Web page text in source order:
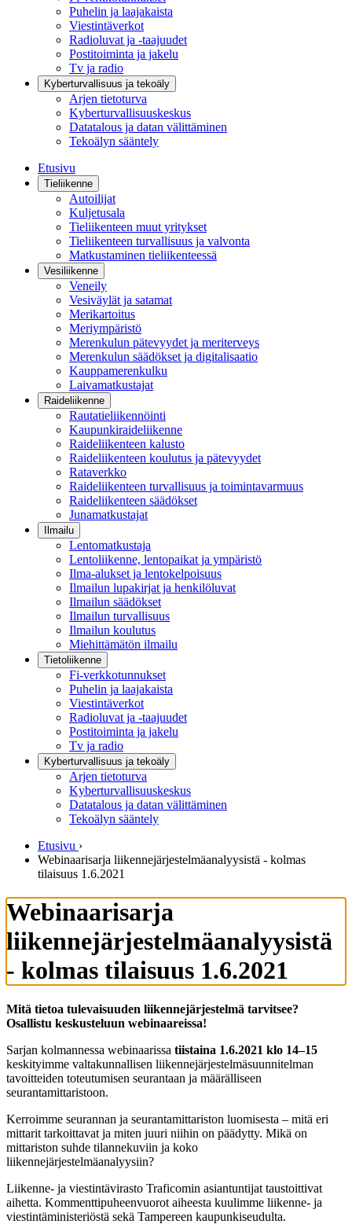
Puhelin ja laajakaista
Viestintäverkot
Radioluvat ja -taajuudet
Postitoiminta ja jakelu
Tv ja radio
Kyberturvallisuus ja tekoäly
Arjen tietoturva
Kyberturvallisuuskeskus
Datatalous ja datan välittäminen
Tekoälyn sääntely
Etusivu
Tieliikenne
Autoilijat
Kuljetusala
Tieliikenteen muut yritykset
Tieliikenteen turvallisuus ja valvonta
Matkustaminen tieliikenteessä
Vesiliikenne
Veneily
Vesiväylät ja satamat
Merikartoitus
Meriympäristö
Merenkulun pätevyydet ja meriterveys
Merenkulun säädökset ja digitalisaatio
Kauppamerenkulku
Laivamatkustajat
Raideliikenne
Rautatieliikennöinti
Kaupunkiraideliikenne
Raideliikenteen kalusto
Raideliikenteen koulutus ja pätevyydet
Rataverkko
Raideliikenteen turvallisuus ja toimintavarmuus
Raideliikenteen säädökset
Junamatkustajat
Ilmailu
Lentomatkustaja
Lentoliikenne, lentopaikat ja ympäristö
Ilma-alukset ja lentokelpoisuus
Ilmailun lupakirjat ja henkilöluvat
Ilmailun säädökset
Ilmailun turvallisuus
Ilmailun koulutus
Miehittämätön ilmailu
Tietoliikenne
Fi-verkkotunnukset
Puhelin ja laajakaista
Viestintäverkot
Radioluvat ja -taajuudet
Postitoiminta ja jakelu
Tv ja radio
Kyberturvallisuus ja tekoäly
Arjen tietoturva
Kyberturvallisuuskeskus
Datatalous ja datan välittäminen
Tekoälyn sääntely
Etusivu ›
Webinaarisarja liikennejärjestelmäanalyysistä - kolmas
tilaisuus 1.6.2021
Webinaarisarja
liikennejärjestelmäanalyysistä
- kolmas tilaisuus 1.6.2021
Mitä tietoa tulevaisuuden liikennejärjestelmä tarvitsee?
Osallistu keskusteluun webinaareissa!
Sarjan kolmannessa webinaarissa tiistaina 1.6.2021 klo 14–15
keskityimme valtakunnallisen liikennejärjestelmäsuunnitelman
tavoitteiden toteutumisen seurantaan ja määrälliseen
seurantamittaristoon.
Kerroimme seurannan ja seurantamittariston luomisesta – mitä eri
mittarit tarkoittavat ja miten juuri niihin on päädytty. Mikä on
mittariston suhde tilannekuviin ja koko
liikennejärjestelmäanalyysiin?
Liikenne- ja viestintävirasto Traficomin asiantuntijat taustoittivat
aihetta. Kommenttipuheenvuorot aiheesta kuulimme liikenne- ja
viestintäministeriöstä sekä Tampereen kaupunkiseudulta.